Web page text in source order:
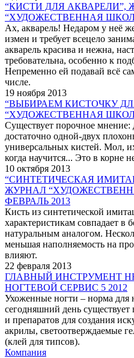
“КИСТИ ДЛЯ АКВАРЕЛИ”,
“ХУДОЖЕСТВЕННАЯ
Ах, акварель! Недаром у неё
измен и требует всецело
акварель красива и нежна,
требовательна, особенно к
Непременно ей подавай всё
числе.
19 ноября 2013
“ВЫБИРАЕМ КИСТОЧКУ
“ХУДОЖЕСТВЕННАЯ
Существует порочное
достаточно одной-двух
универсальных кистей. Мол,
когда научится... Это в корне
10 октября 2013
“СИНТЕТИЧЕСКАЯ
ЖУРНАЛ
ФЕВРАЛЬ 2013
Кисть из синтетической
характеристикам совпадает в
натуральным аналогом.
меньшая наполняемость на
влияют.
22 февраля 2013
ГЛАВНЫЙ ИНСТРУМЕНТ
НОГТЕВОЙ СЕРВИС 5 2012
Ухоженные ногти – норма для
сегодняшний день
и препаратов для создания
акрилы, светоотверждаемые
(клей для типсов).
Компания